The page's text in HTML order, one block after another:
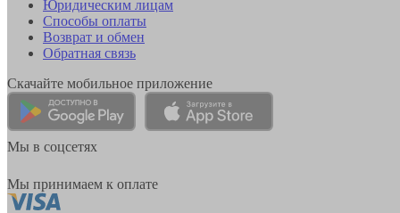
Юридическим лицам
Способы оплаты
Возврат и обмен
Обратная связь
Скачайте мобильное приложение
Мы в соцсетях
Мы принимаем к оплате